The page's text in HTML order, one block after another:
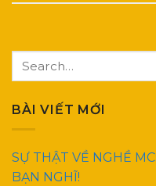
BÀI VIẾT MỚI
SỰ THẬT VỀ NGHỀ
BẠN NGHĨ!